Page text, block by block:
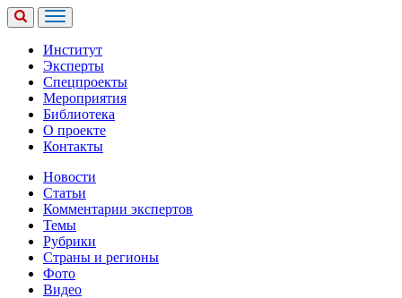
Институт
Эксперты
Спецпроекты
Мероприятия
Библиотека
О проекте
Контакты
Новости
Статьи
Комментарии экспертов
Темы
Рубрики
Страны и регионы
Фото
Видео